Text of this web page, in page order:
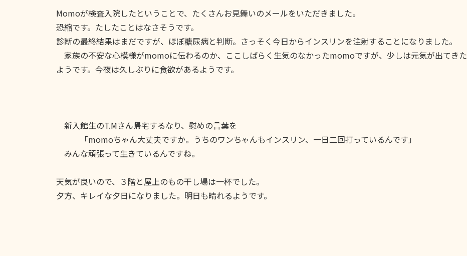
Momoが検査入院したということで、たくさんお見舞いのメールをいただきました。
恐縮です。たしたことはなさそうです。
診断の最終結果はまだですが、ほぼ糖尿病と判断。さっそく今日からインスリンを注射することになりました。
家族の不安な心模様がmomoに伝わるのか、ここしばらく生気のなかったmomoですが、少しは元気が出てきた
ようです。今夜は久しぶりに食欲があるようです。
新入館生のT.Mさん帰宅するなり、慰めの言葉を
「momoちゃん大丈夫ですか。うちのワンちゃんもインスリン、一日二回打っているんです」
みんな頑張って生きているんですね。
天気が良いので、３階と屋上のもの干し場は一杯でした。
夕方、キレイな夕日になりました。明日も晴れるようです。